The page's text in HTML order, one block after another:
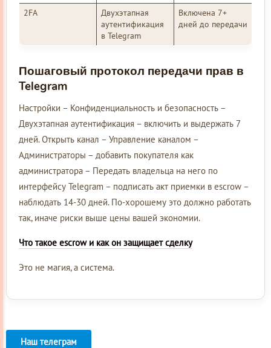
2FA
Двухэтапная
аутентификация
в Telegram
Включена 7+
дней до передачи
Пошаговый протокол передачи прав в
Telegram
Настройки – Конфиденциальность и безопасность –
Двухэтапная аутентификация – включить и выдержать 7
дней. Открыть канал – Управление каналом –
Администраторы – добавить покупателя как
администратора – Передать владельца на него по
интерфейсу Telegram – подписать акт приемки в escrow –
наблюдать 14-30 дней. По-хорошему это должно работать
так, иначе риски выше цены вашей экономии.
Что такое escrow и как он защищает сделку
Это не магия, а система.
Наш телеграм